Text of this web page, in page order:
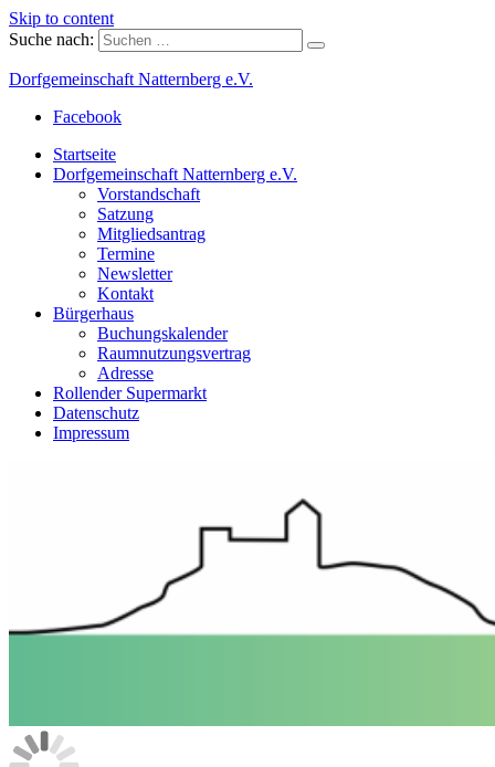
Skip to content
Suche nach:
Dorfgemeinschaft Natternberg e.V.
Facebook
Startseite
Dorfgemeinschaft Natternberg e.V.
Vorstandschaft
Satzung
Mitgliedsantrag
Termine
Newsletter
Kontakt
Bürgerhaus
Buchungskalender
Raumnutzungsvertrag
Adresse
Rollender Supermarkt
Datenschutz
Impressum